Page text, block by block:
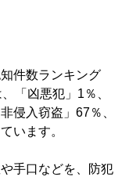
件数ランキング
「凶悪犯」1％、
侵入窃盗」67％、
います。
手口などを、防犯